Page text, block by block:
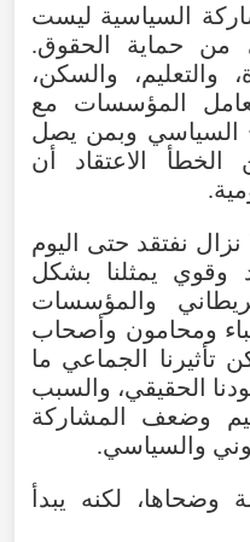
السياسية ليست
من حماية الحقوق.
، والتعليم، والسكن،
المؤسسات
مع
السياسي وبمن يصل
الخطأ الاعتقاد
أن
.
نزال نفتقد حتى اليوم
وقوي يمثلنا
بشكل
والمؤسسات
ومحامون وأصحاب
تأثيرنا الجماعي ما
الحقيقي، والسبب
وضعف
المشاركة
والسياسي.
وضحاها، لكنه
يبدأ